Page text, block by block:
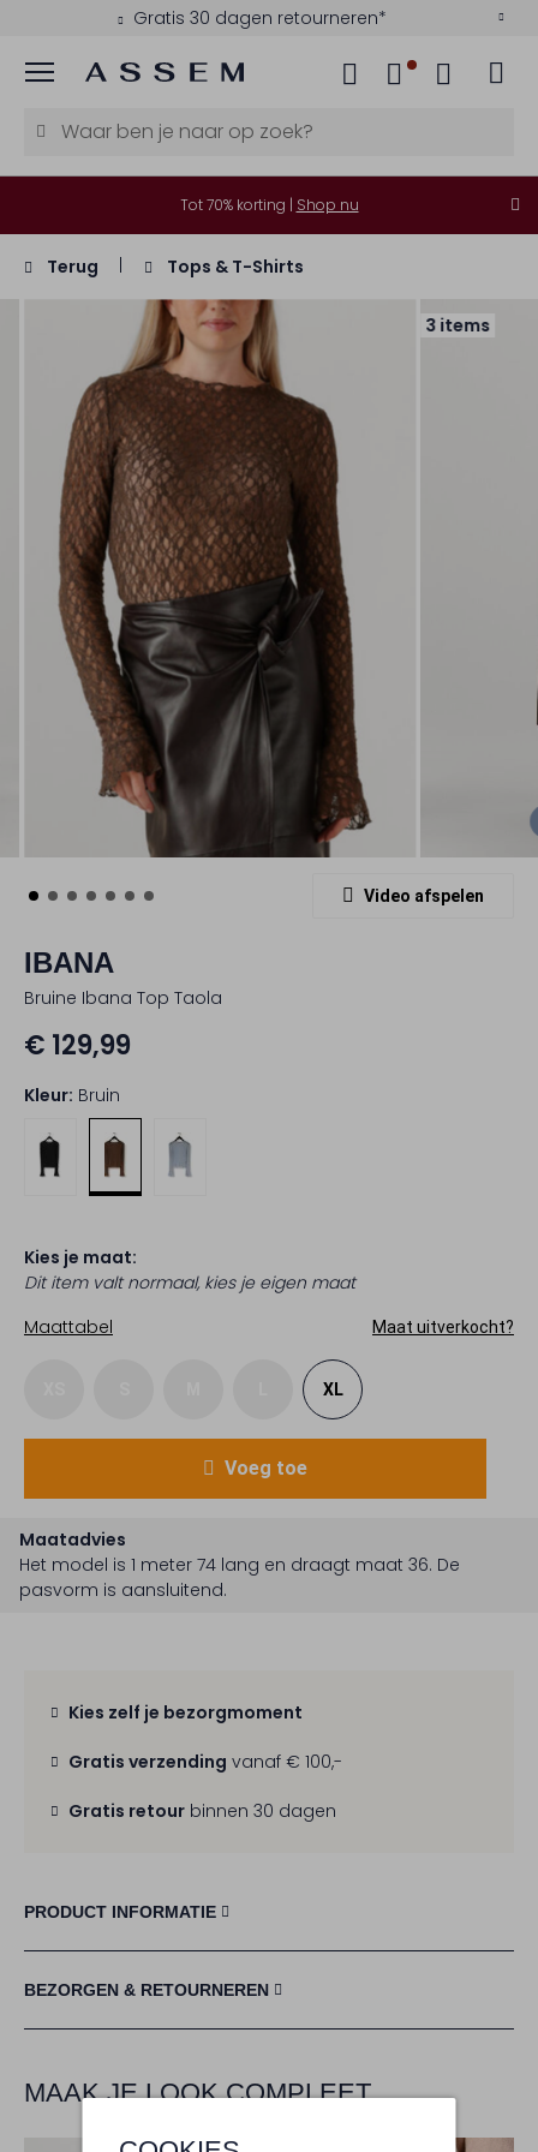
Gratis 30 dagen retourneren*
Menu
Tot 70% korting | Shop nu
Terug Tops & T-Shirts
3 items
Video afspelen
IBANA
Bruine Ibana Top Taola
€ 129,99
Kleur: Bruin
Kies je maat:
Dit item valt normaal, kies je eigen maat
Maattabel
Maat uitverkocht?
XL
Voeg toe
Maatadvies
Het model is 1 meter 74 lang en draagt maat 36. De
pasvorm is aansluitend.
Kies zelf je bezorgmoment
Gratis verzending vanaf € 100,-
Gratis retour binnen 30 dagen
PRODUCT INFORMATIE
BEZORGEN & RETOURNEREN
MAAK JE LOOK COMPLEET